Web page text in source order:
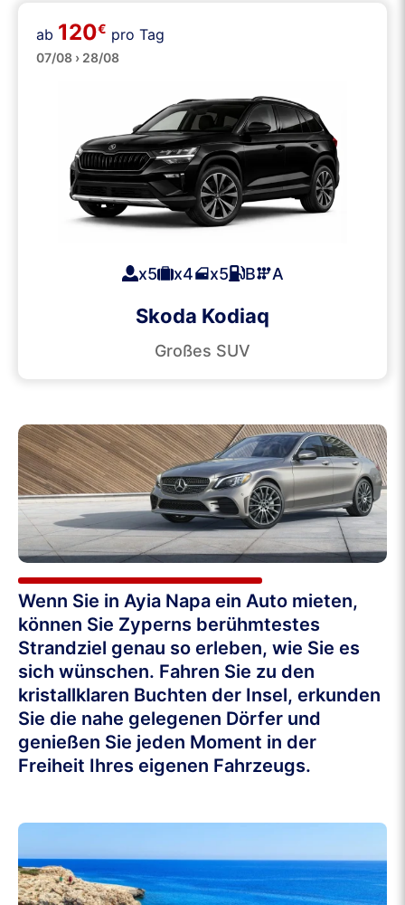
SUVs
ab 120€ pro Tag
07/08 › 28/08
x5 x4 x5 B A
Skoda Kodiaq
Großes SUV
Wenn Sie in Ayia Napa ein Auto mieten,
können Sie Zyperns berühmtestes
Strandziel genau so erleben, wie Sie es
sich wünschen. Fahren Sie zu den
kristallklaren Buchten der Insel, erkunden
Sie die nahe gelegenen Dörfer und
genießen Sie jeden Moment in der
Freiheit Ihres eigenen Fahrzeugs.